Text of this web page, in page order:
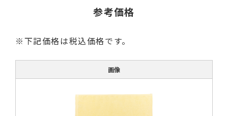
参考価格
※下記価格は税込価格です。
画像